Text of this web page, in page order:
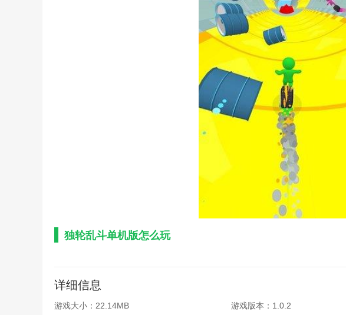
独轮乱斗单机版怎么玩
2.在独轮乱斗单机版挑战中，你可以让自己变得更有趣，了解不同的乐趣。
3.可以快速解锁不同的角色游戏。还可以积累丰富的经验，升级角色，快速通关。
详细信息
游戏大小：22.14MB
游戏版本：1.0.2